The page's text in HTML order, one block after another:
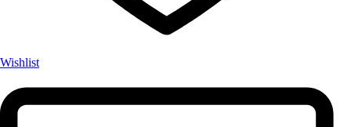
Wishlist